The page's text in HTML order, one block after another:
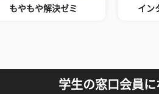
もやもや解決ゼミ イン
学生の窓口会員に